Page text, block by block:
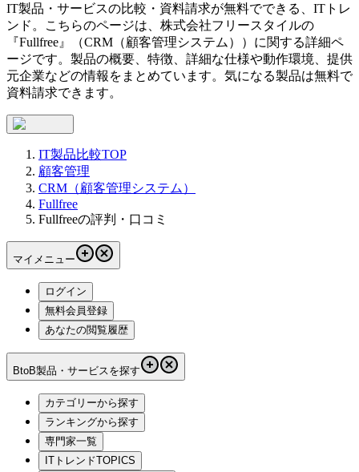
IT製品・サービスの比較・資料請求が無料でできる、ITトレ
ンド。こちらのページは、 株式会社フリースタイルの
『Fullfree 』（CRM（顧客管理システム）
）に関する詳細ペ
ージです。製品の概要、特徴、詳細な仕様や動作環境、提供
元企業などの情報をまとめています。気になる製品は無料で
資料請求できます。
IT製品比較TOP
顧客管理
CRM（顧客管理システム）
Fullfree
Fullfreeの評判・口コミ
マイメニュー
ログイン
無料会員登録
あなたの閲覧履歴
BtoB製品・サービスを探す
カテゴリーから探す
ランキングから探す
専門家一覧
ITトレンドTOPICS